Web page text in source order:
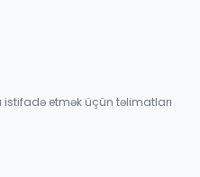
etmək üçün təlimatları